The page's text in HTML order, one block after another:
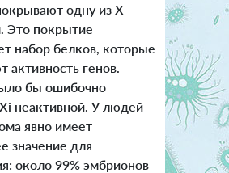
одну из Х-
Это покрытие
набор белков, которые
активность генов.
бы ошибочно
неактивной. У людей
явно имеет
значение для
около 99% эмбрионов